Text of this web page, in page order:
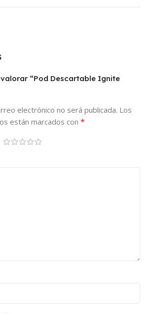
“Pod Descartable Ignite
electrónico no será publicada. Los
están marcados con *